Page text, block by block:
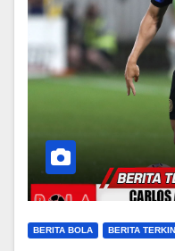
BERITA BOLA BERITA